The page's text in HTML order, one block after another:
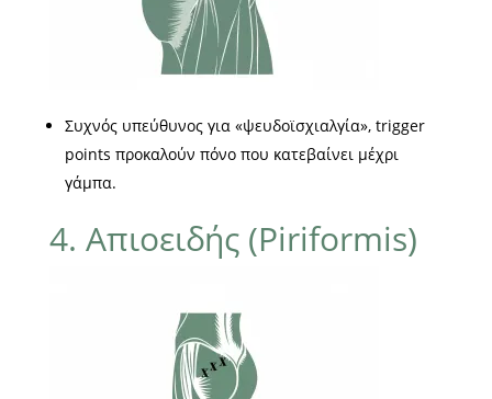
Συχνός υπεύθυνος για «ψευδοϊσχιαλγία», trigger
points προκαλούν πόνο που κατεβαίνει μέχρι
γάμπα.
4. Απιοειδής (Piriformis)